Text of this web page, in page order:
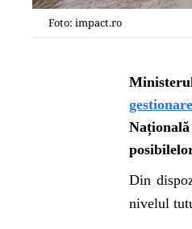
Foto: impact.ro
Din
nivelul